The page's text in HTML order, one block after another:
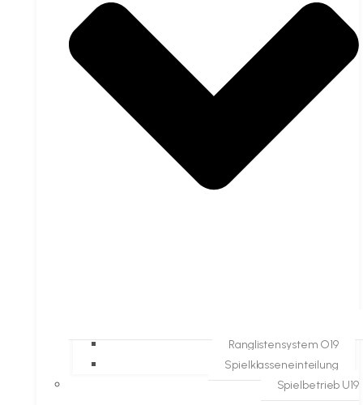
Ranglistensystem O19
Spielklasseneinteilung
Spielbetrieb U19